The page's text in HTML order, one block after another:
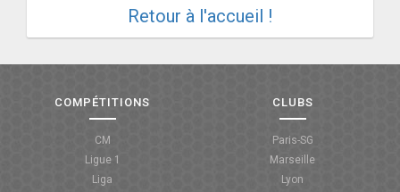
Retour à l'accueil !
COMPÉTITIONS
CM
Ligue 1
Liga
CLUBS
Paris-SG
Marseille
Lyon